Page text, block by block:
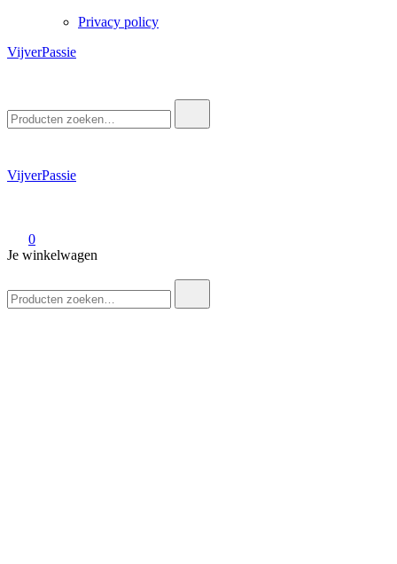
Privacy policy
VijverPassie
naar:
VijverPassie
0
Je winkelwagen
naar: